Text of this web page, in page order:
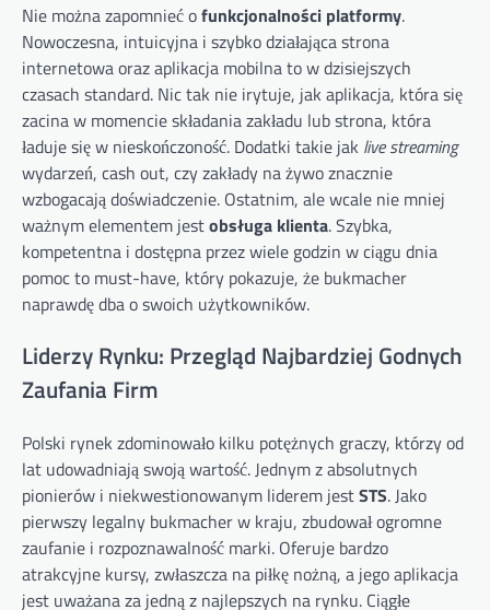
Nie można zapomnieć ofunkcjonalności platformy.
Nowoczesna, intuicyjna i szybko działająca strona
internetowa oraz aplikacja mobilna to w dzisiejszych
czasach standard. Nic tak nie irytuje, jak aplikacja, która się
zacina w momencie składania zakładu lub strona, która
ładuje się w nieskończoność. Dodatki takie jak live streaming
wydarzeń, cash out, czy zakłady na żywo znacznie
wzbogacają doświadczenie. Ostatnim, ale wcale nie mniej
ważnym elementem jestobsługa klienta. Szybka,
kompetentna i dostępna przez wiele godzin w ciągu dnia
pomoc to must-have, który pokazuje, że bukmacher
naprawdę dba o swoich użytkowników.
Liderzy Rynku: Przegląd Najbardziej Godnych
Zaufania Firm
Polski rynek zdominowało kilku potężnych graczy, którzy od
lat udowadniają swoją wartość. Jednym z absolutnych
pionierów i niekwestionowanym liderem jestSTS. Jako
pierwszy legalny bukmacher w kraju, zbudował ogromne
zaufanie i rozpoznawalność marki. Oferuje bardzo
atrakcyjne kursy, zwłaszcza na piłkę nożną, a jego aplikacja
jest uważana za jedną z najlepszych na rynku. Ciągłe